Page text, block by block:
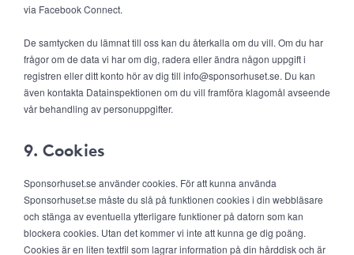
via Facebook Connect.
De samtycken du lämnat till oss kan du återkalla om du vill. Om du har
frågor om de data vi har om dig, radera eller ändra någon uppgift i
registren eller ditt konto hör av dig till info@sponsorhuset.se. Du kan
även kontakta Datainspektionen om du vill framföra klagomål avseende
vår behandling av personuppgifter.
9. Cookies
Sponsorhuset.se använder cookies. För att kunna använda
Sponsorhuset.se måste du slå på funktionen cookies i din webbläsare
och stänga av eventuella ytterligare funktioner på datorn som kan
blockera cookies. Utan det kommer vi inte att kunna ge dig poäng.
Cookies är en liten textfil som lagrar information på din hårddisk och är